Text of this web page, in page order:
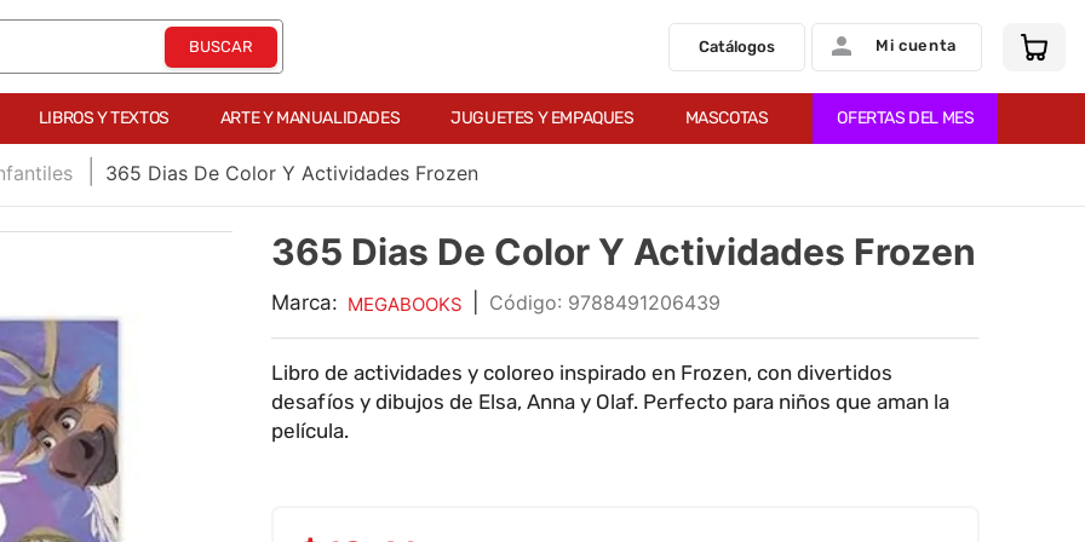
Catálogos Mi cuenta
LIBROS Y TEXTOS ARTE Y MANUALIDADES JUGUETES Y EMPAQUES MASCOTAS OFERTAS DEL MES
365 Dias De Color Y Actividades Frozen
365 Dias De Color Y Actividades Frozen
Marca: MEGABOOKS : 9788491206439
Libro de actividades y coloreo inspirado en Frozen, con divertidos
desafíos y dibujos de Elsa, Anna y Olaf. Perfecto para niños que aman la
película.